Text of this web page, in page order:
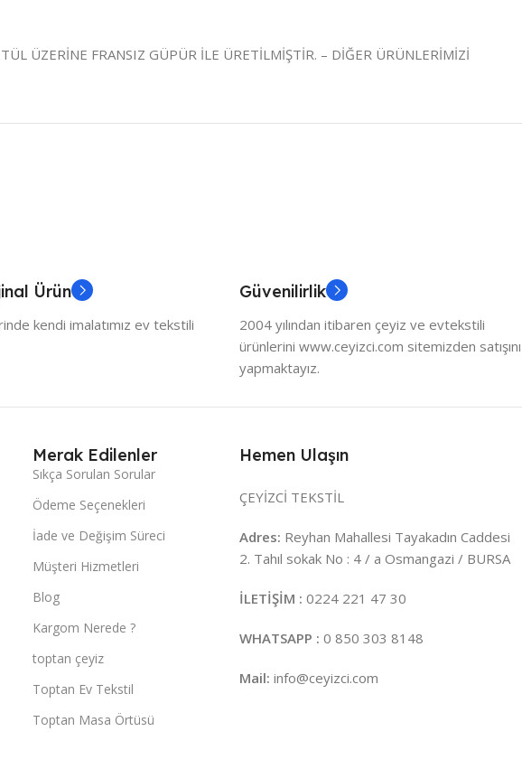
ÜZERİNE FRANSIZ GÜPÜR İLE ÜRETİLMİŞTİR. – DİĞER ÜRÜNLERİMİZİ
Ürün
kendi imalatımız ev tekstili
Güvenilirlik
2004 yılından itibaren çeyiz ve evtekstili
ürünlerini www.ceyizci.com sitemizden satışını
yapmaktayız.
Merak Edilenler
Sıkça Sorulan Sorular
Ödeme Seçenekleri
İade ve Değişim Süreci
Müşteri Hizmetleri
Blog
Kargom Nerede ?
toptan çeyiz
Toptan Ev Tekstil
Toptan Masa Örtüsü
Hemen Ulaşın
ÇEYİZCİ TEKSTİL
Adres: Reyhan Mahallesi Tayakadın Caddesi
2. Tahıl sokak No : 4 / a Osmangazi / BURSA
İLETİŞİM : 0224 221 47 30
WHATSAPP : 0 850 303 8148
Mail: info@ceyizci.com